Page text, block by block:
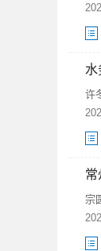
水
许
常
宗